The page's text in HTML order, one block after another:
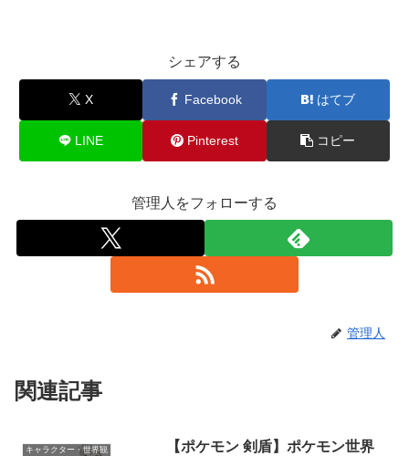
シェアする
X Facebook はてブ
LINE Pinterest コピー
管理人をフォローする
管理人
関連記事
キャラクター・世界観
【ポケモン 剣盾】ポケモン世界